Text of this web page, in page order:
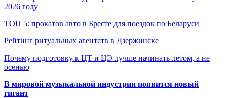
2026 году
ТОП 5: прокатов авто в Бресте для поездок по Беларуси
Рейтинг ритуальных агентств в Дзержинске
Почему подготовку к ЦТ и ЦЭ лучше начинать летом, а не
осенью
В мировой музыкальной индустрии появится новый
гигант